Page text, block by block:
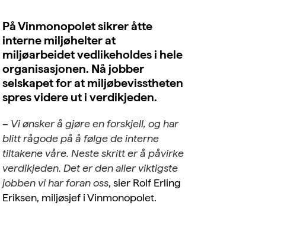
På Vinmonopolet sikrer åtte
interne miljøhelter at
miljøarbeidet vedlikeholdes i hele
organisasjonen. Nå jobber
selskapet for at miljøbevisstheten
spres videre ut i verdikjeden.
– Vi ønsker å gjøre en forskjell, og har
blitt rågode på å følge de interne
tiltakene våre. Neste skritt er å påvirke
verdikjeden. Det er den aller viktigste
jobben vi har foran oss, sier Rolf Erling
Eriksen, miljøsjef i Vinmonopolet.